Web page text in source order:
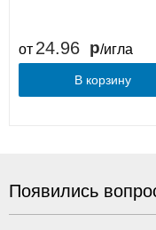
от 24.96 /игла
В корзину
Появились